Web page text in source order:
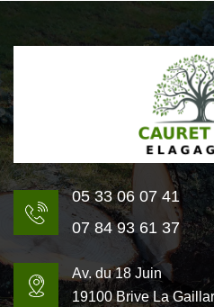
05 33 06 07 41
07 84 93 61 37
Av. du 18 Juin
19100 Brive La